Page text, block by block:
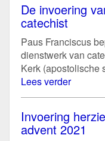
De invoering
catechist
Paus Franciscus
dienstwerk van
Kerk (apostolische
Lees verder
Invoering
advent 2021